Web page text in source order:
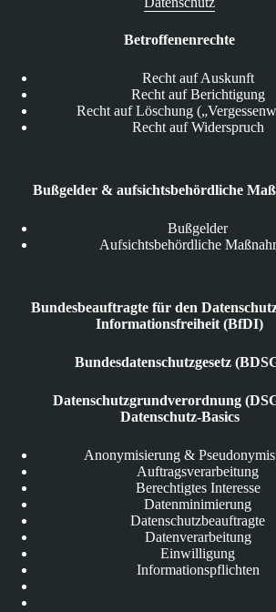
Betroffenenrechte
Recht auf Auskunft
Recht auf Berichtigung
Recht auf Löschung
Recht auf Widerspruch
Bußgelder & aufsichtsbehördliche
Bußgelder
Aufsichtsbehördliche
Bundesbeauftragte für den
Informationsfreiheit (BfDI)
Bundesdatenschutzgesetz
Datenschutzgrundverordnung
Datenschutz-Basics
Anonymisierung &
Auftragsverarbeitung
Berechtigtes Interesse
Datenminimierung
Datenschutzbeauftragte
Datenverarbeitung
Einwilligung
Informationspflichten